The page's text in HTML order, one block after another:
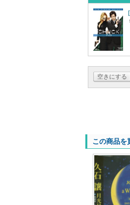
空きにする
この商品を